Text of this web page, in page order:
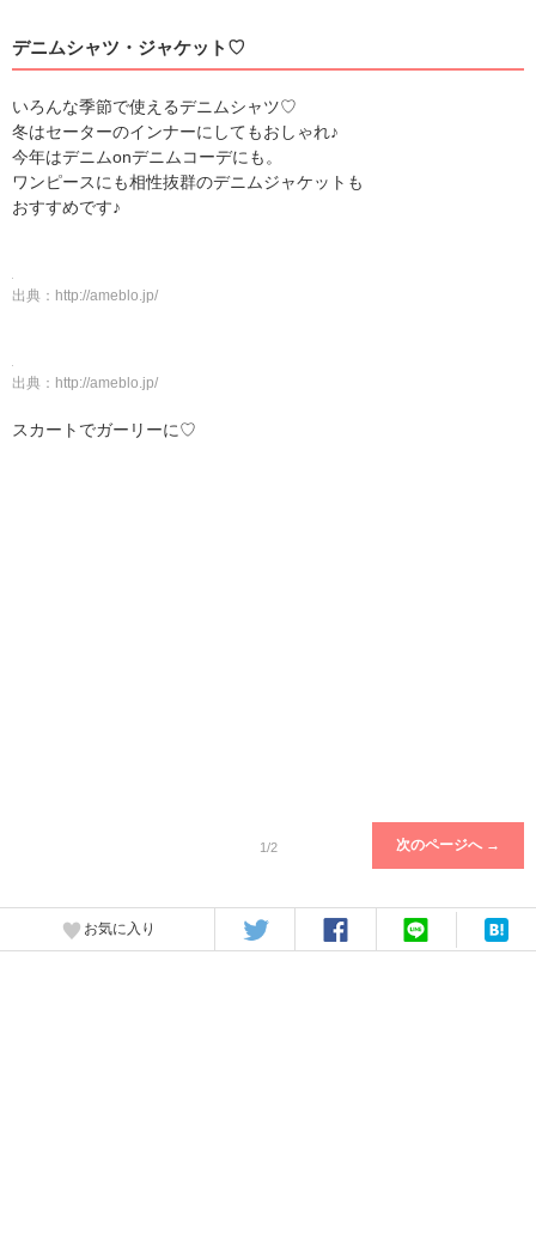
デニムシャツ・ジャケット♡
いろんな季節で使えるデニムシャツ♡
冬はセーターのインナーにしてもおしゃれ♪
今年はデニムonデニムコーデにも。
ワンピースにも相性抜群のデニムジャケットも
おすすめです♪
出典： http://ameblo.jp/
出典： http://ameblo.jp/
スカートでガーリーに♡
1/2 次のページへ →
お気に入り